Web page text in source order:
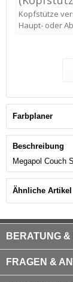
Farbplaner
Beschreibung
Megapol Couch
Ähnliche Artikel
BERATUNG
FRAGEN &